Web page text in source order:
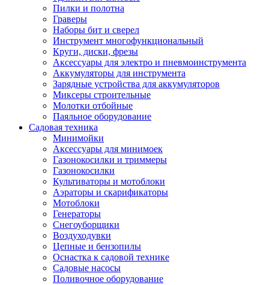
Сигнализации автомобильные
Телевизоры и мониторы автомобильные
Аксессуары
Автолампы
Автомобильные провода, кабели,
Автомобильный инструмент
Автохимия
Аккумуляторы, зарядные устройства,
Домкраты
Компрессоры и манометры
Разветвители и адаптеры прикуривателя
Термохолодильники
Шумоизоляция
Щетки стеклоочистителей
Прочие аксессуары для автомобилей
Велосипеды и самокаты
Электротранспорт
Радиоуправляемые модели
Аксессуары для велосипедов
аксессуары для радиоуправляемых моделей
Расходные материалы
Бумага разная
Бумага для офисной техники
Бумага для профессиональной печати
Пилки и полотна
Граверы
Наборы бит и сверел
Инструмент многофункциональный
Круги, диски, фрезы
Аксессуары для электро и пневмоинструмента
Аккумуляторы для инструмента
Зарядные устройства для аккумуляторов
Миксеры строительные
Молотки отбойные
Паяльное оборудование
Садовая техника
Минимойки
Аксессуары для минимоек
Газонокосилки и триммеры
Газонокосилки
Культиваторы и мотоблоки
Аэраторы и скарификаторы
Мотоблоки
Генераторы
Снегоуборщики
Воздуходувки
Цепные и бензопилы
Оснастка к садовой технике
Садовые насосы
Поливочное оборудование